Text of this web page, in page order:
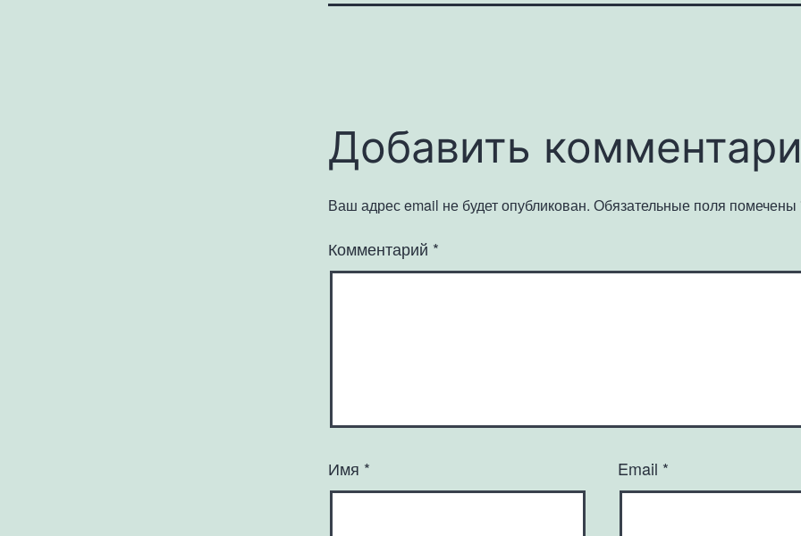
Добавить
Ваш адрес email не будет опубликован. Обязательные поля помечены
Комментарий *
Имя * Email *